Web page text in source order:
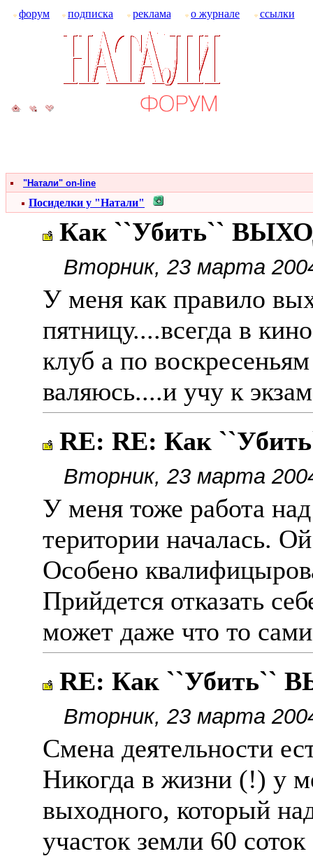
форум подписка реклама о журнале ссылки
"Натали" on-line
Посиделки у "Натали"
Как ``Убить``
Вторник, 23 марта
У меня как правило
пятницу....всегда в
клуб а по
валяюсь....и учу к
RE: RE: Как
Вторник, 23 марта
У меня тоже работа
територии началась.
Особено
Прийдется отказать
может даже что то
RE: Как ``Убить``
Вторник, 23 марта
Смена деятельности
Никогда в жизни (!) у
выходного, который
участок земли 60